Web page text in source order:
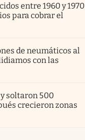
entre 1960 y 1970
para cobrar el
de neumáticos al
con las
soltaron 500
crecieron zonas